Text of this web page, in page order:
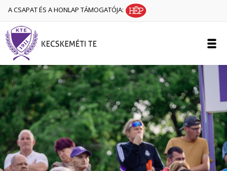
A CSAPAT ÉS A HONLAP TÁMOGATÓJA: